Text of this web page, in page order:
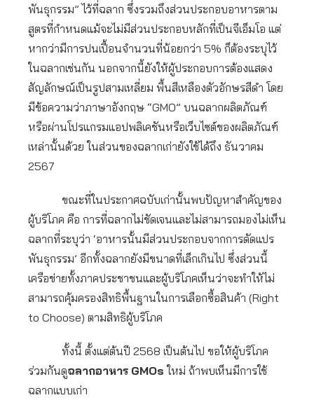
พันธุกรรม” ไว้ที่ฉลาก ซึ่งรวมถึงส่วนประกอบอาหารตาม
สูตรที่กำหนดแม้จะไม่มีส่วนประกอบหลักที่เป็นจีเอ็มโอ แต่
หากว่ามีการปนเปื้อนจำนวนที่น้อยกว่า 5% ก็ต้องระบุไว้
ในฉลากเช่นกัน นอกจากนี้ยังให้ผู้ประกอบการต้องแสดง
สัญลักษณ์เป็นรูปสามเหลี่ยม พื้นสีเหลืองตัวอักษรสีดำ โดย
มีข้อความว่าภาษาอังกฤษ “GMO” บนฉลากผลิตภัณฑ์
หรือผ่านโปรแกรมแอปพลิเคชันหรือเว็บไซต์ของผลิตภัณฑ์
เหล่านั้นด้วย ในส่วนของฉลากเก่ายังใช้ได้ถึง ธันวาคม
2567
ขณะที่ในประกาศฉบับเก่านั้นพบปัญหาสำคัญของ
ผู้บริโภค คือ การที่ฉลากไม่ชัดเจนและไม่สามารถมองไม่เห็น
ฉลากที่ระบุว่า ‘อาหารนั้นมีส่วนประกอบจากการดัดแปร
พันธุกรรม’ อีกทั้งฉลากยังมีขนาดที่เล็กเกินไป ซึ่งส่วนนี้
เครือข่ายทั้งภาคประชาชนและผู้บริโภคเห็นว่าจะทำให้ไม่
สามารถคุ้มครองสิทธิพื้นฐานในการเลือกซื้อสินค้า (Right
to Choose) ตามสิทธิผู้บริโภค
ทั้งนี้ ตั้งแต่ต้นปี 2568 เป็นต้นไป ขอให้ผู้บริโภค
ร่วมกันดูฉลากอาหาร GMOs ใหม่ ถ้าพบเห็นมีการใช้
ฉลากแบบเก่า